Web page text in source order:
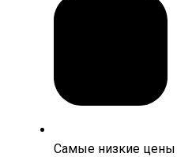
Самые низкие цены